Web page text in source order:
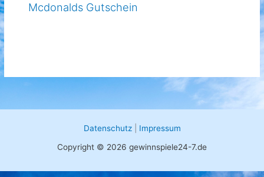
Mcdonalds Gutschein
Datenschutz| Impressum
Copyright © 2026 gewinnspiele24-7.de